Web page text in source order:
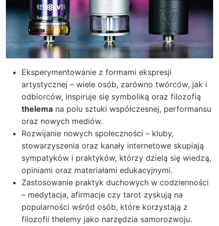
Eksperymentowanie z formami ekspresji
artystycznej – wiele osób, zarówno twórców, jak i
odbiorców, inspiruje się symboliką oraz filozofią
thelema na polu sztuki współczesnej, performansu
oraz nowych mediów.
Rozwijanie nowych społeczności – kluby,
stowarzyszenia oraz kanały internetowe skupiają
sympatyków i praktyków, którzy dzielą się wiedzą,
opiniami oraz materiałami edukacyjnymi.
Zastosowanie praktyk duchowych w codzienności
– medytacja, afirmacje czy tarot zyskują na
popularności wśród osób, które korzystają z
filozofii thelemy jako narzędzia samorozwoju.